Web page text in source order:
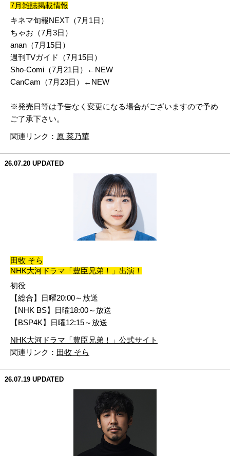
7月雑誌掲載情報
キネマ旬報NEXT（7月1日）
ちゃお（7月3日）
anan（7月15日）
週刊 TVガイド（7月15日）
Sho-Comi（7月21日）←NEW
CanCam（7月23日）←NEW
※発売日等は予告なく変更になる場合がございますので予め
ご了承下さい。
関連リンク： 原 菜乃華
26.07.20 UPDATED
田牧 そら
NHK大河ドラマ「豊臣兄弟！」出演！
初役
【総合】日曜20:00～放送
【NHK BS】日曜18:00～放送
【BSP4K】日曜12:15～放送
NHK大河ドラマ「豊臣兄弟！」公式サイト
関連リンク： 田牧 そら
26.07.19 UPDATED